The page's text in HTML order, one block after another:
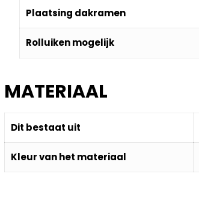
Plaatsing dakramen
Rolluiken mogelijk
MATERIAAL
Dit bestaat uit
Kleur van het materiaal